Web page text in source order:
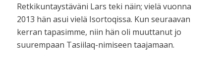
Retkikuntaystäväni Lars teki näin; vielä vuonna
2013 hän asui vielä Isortoqissa. Kun seuraavan
kerran tapasimme, niin hän oli muuttanut jo
suurempaan Tasiilaq-nimiseen taajamaan.